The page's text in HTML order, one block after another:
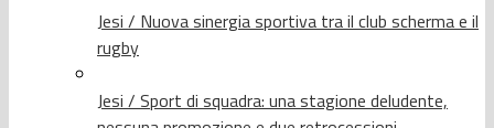
Jesi / Nuova sinergia sportiva tra il club scherma e il
rugby
Jesi / Sport di squadra: una stagione deludente,